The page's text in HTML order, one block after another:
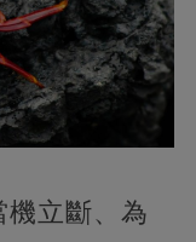
立斷、為